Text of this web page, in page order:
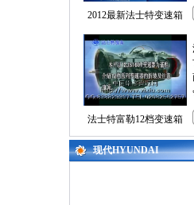
2012最新法士特变速箱
法士特富勒12档变速箱
现代HYUNDAI